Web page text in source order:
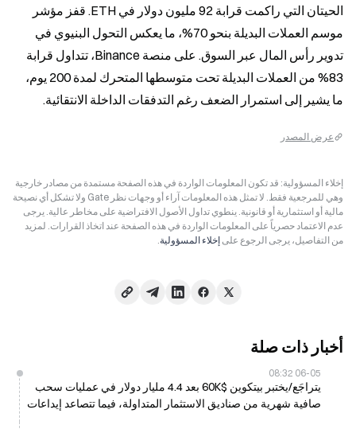
ما يشير إلى استمرار الضعف رغم التدفقات الداخلة الانتقائية.
عرض المصدر
إخلاء المسؤولية: قد تكون المعلومات الواردة في هذه الصفحة مستمدة من مصادر خارجية
وهي للمرجعية فقط. لا تمثل هذه المعلومات آراء أو وجهات نظر Gate ولا تشكل أي نصيحة
مالية أو استثمارية أو قانونية. ينطوي تداول الأصول الافتراضية على مخاطر عالية. يرجى
عدم الاعتماد حصرياً على المعلومات الواردة في هذه الصفحة عند اتخاذ القرارات. لمزيد
من التفاصيل، يرجى الرجوع على إخلاء المسؤولية.
أخبار ذات صلة
06-05 08:32
يتراجَع/يختبر بيتكوين $60K بعد 4.4 مليار دولار في عمليات سحب
صافية شهرية من صناديق الاستثمار المتداولة، فيما تتصاعد إيداعات